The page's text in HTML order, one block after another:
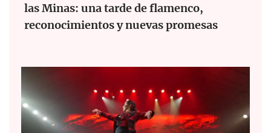
las Minas: una tarde de flamenco,
reconocimientos y nuevas promesas